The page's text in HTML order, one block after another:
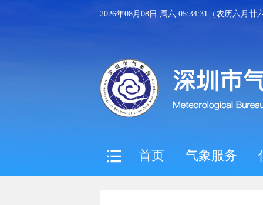
2026年08月08日 周六 05:34:32（农历六月廿
首页 气象服务